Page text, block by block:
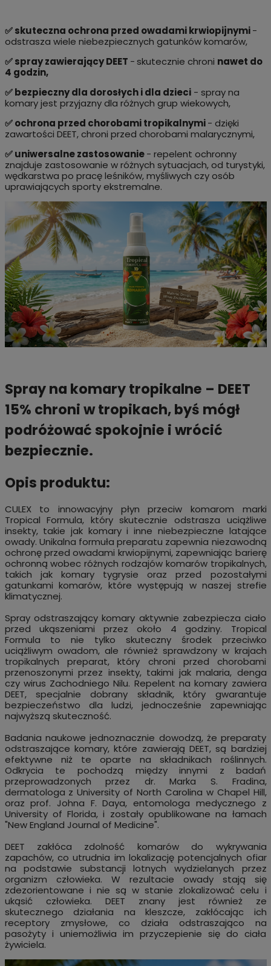
✅ skuteczna ochrona przed owadami krwiopijnymi-
odstrasza wiele niebezpiecznych gatunków komarów,
✅ spray zawierający DEET -skutecznie chroni nawet do
4 godzin,
✅ bezpieczny dla dorosłych i dla dzieci- spray na
komary jest przyjazny dla różnych grup wiekowych,
✅ ochrona przed chorobami tropikalnymi- dzięki
zawartości DEET, chroni przed chorobami malarycznymi,
✅ uniwersalne zastosowanie- repelent ochronny
znajduje zastosowanie w różnych sytuacjach, od turystyki,
wędkarstwa po pracę leśników, myśliwych czy osób
uprawiających sporty ekstremalne.
Spray na komary tropikalne – DEET
15% chroni w tropikach, byś mógł
podróżować spokojnie i wrócić
bezpiecznie.
Opis produktu:
CULEX to innowacyjny płyn przeciw komarom marki
Tropical Formula, który skutecznie odstrasza uciążliwe
insekty, takie jak komary i inne niebezpieczne latające
owady. Unikalna formuła preparatu zapewnia niezawodną
ochronę przed owadami krwiopijnymi, zapewniając barierę
ochronną wobec różnych rodzajów komarów tropikalnych,
takich jak komary tygrysie oraz przed pozostałymi
gatunkami komarów, które występują w naszej strefie
klimatycznej.
Spray odstraszający komary aktywnie zabezpiecza ciało
przed ukąszeniami przez około 4 godziny. Tropical
Formula to nie tylko skuteczny środek przeciwko
uciążliwym owadom, ale również sprawdzony w krajach
tropikalnych preparat, który chroni przed chorobami
przenoszonymi przez insekty, takimi jak malaria, denga
czy wirus Zachodniego Nilu. Repelent na komary zawiera
DEET, specjalnie dobrany składnik, który gwarantuje
bezpieczeństwo dla ludzi, jednocześnie zapewniając
najwyższą skuteczność.
Badania naukowe jednoznacznie dowodzą, że preparaty
odstraszające komary, które zawierają DEET, są bardziej
efektywne niż te oparte na składnikach roślinnych.
Odkrycia te pochodzą między innymi z badań
przeprowadzonych przez dr. Marka S. Fradina,
dermatologa z University of North Carolina w Chapel Hill,
oraz prof. Johna F. Daya, entomologa medycznego z
University of Florida, i zostały opublikowane na łamach
"New England Journal of Medicine".
DEET zakłóca zdolność komarów do wykrywania
zapachów, co utrudnia im lokalizację potencjalnych ofiar
na podstawie substancji lotnych wydzielanych przez
organizm człowieka. W rezultacie owady stają się
zdezorientowane i nie są w stanie zlokalizować celu i
ukąsić człowieka. DEET znany jest również ze
skutecznego działania na kleszcze, zakłócając ich
receptory zmysłowe, co działa odstraszająco na
pasożyty i uniemożliwia im przyczepienie się do ciała
żywiciela.